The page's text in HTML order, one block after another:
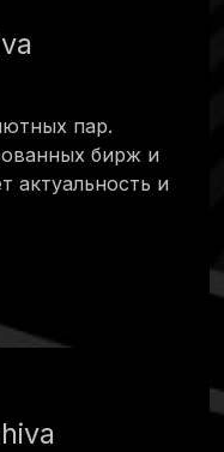
пар.
бирж и
актуальность и